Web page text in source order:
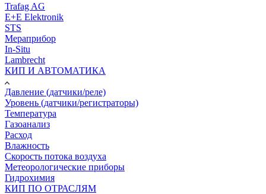
Trafag AG
E+E Elektronik
STS
Мераприбор
In-Situ
Lambrecht
КИП И АВТОМАТИКА
Давление (датчики/реле)
Уровень (датчики/регистраторы)
Температура
Газоанализ
Расход
Влажность
Скорость потока воздуха
Метеорологические приборы
Гидрохимия
КИП ПО ОТРАСЛЯМ